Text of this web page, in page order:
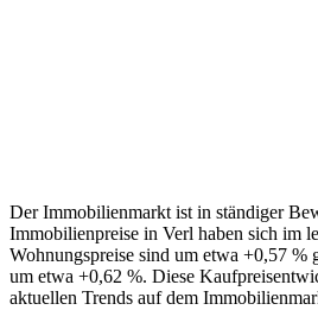
Der Immobilienmarkt ist in ständiger
Immobilienpreise in Verl haben sich im
Wohnungspreise sind um etwa +0,57 %
um etwa +0,62 %. Diese
aktuellen Trends auf dem